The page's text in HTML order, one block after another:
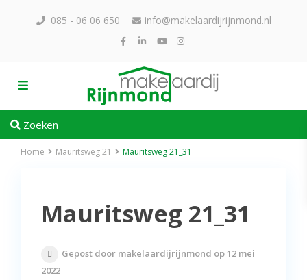
085 - 06 06 650 info@makelaardijrijnmond.nl
Zoeken
Home Mauritsweg 21 Mauritsweg 21_31
Mauritsweg 21_31
Gepost door makelaardijrijnmond op 12 mei
2022